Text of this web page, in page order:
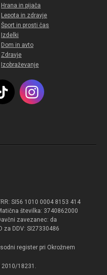
Hrana in pijača
Lepota in zdravje
Šport in prosti čas
Izdelki
Dom in avto
Zdravje
Izobraževanje
SI56 1010 0004 8153 414
številka: 3740862000
zavezanec: da
ID za DDV: SI27330486
register pri Okrožnem
2010/18231.